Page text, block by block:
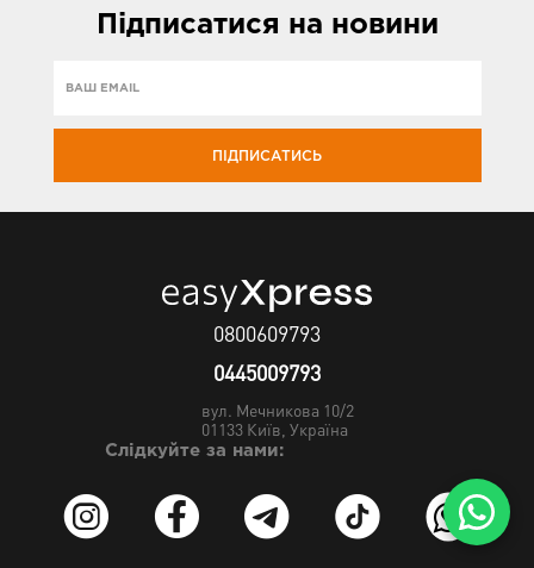
Підписатися на новини
ПІДПИСАТИСЬ
0800609793
0445009793
вул. Мечникова 10/2
01133 Київ, Україна
Слідкуйте за нами: